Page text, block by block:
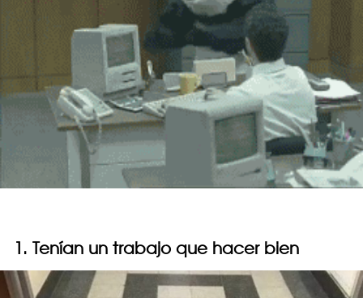
1. Tenían un trabajo que hacer bien